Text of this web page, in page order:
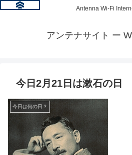
Antenna Wi-Fi
アンテナサイト ー
今日2月21日は漱石の日
今日は何の日？